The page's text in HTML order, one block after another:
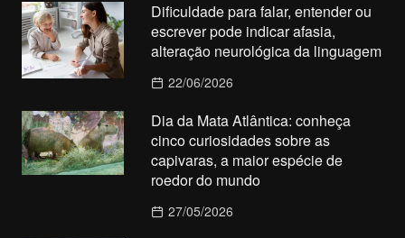
Dificuldade para falar, entender ou
escrever pode indicar afasia,
alteração neurológica da linguagem
22/06/2026
Dia da Mata Atlântica: conheça
cinco curiosidades sobre as
capivaras, a maior espécie de
roedor do mundo
27/05/2026